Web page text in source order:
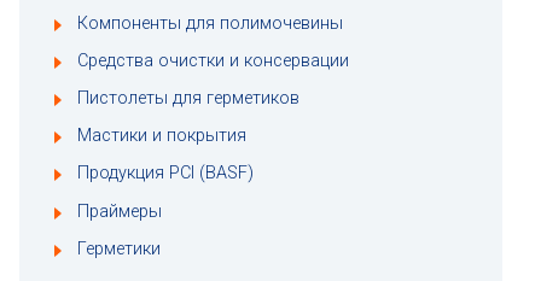
Компоненты для полимочевины
Средства очистки и консервации
Пистолеты для герметиков
Мастики и покрытия
Продукция PCI (BASF)
Праймеры
Герметики